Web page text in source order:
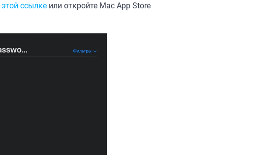
этой ссылке или откройте Mac App Store